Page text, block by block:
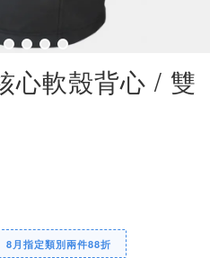
心軟殼背心 / 雙
8月指定類別兩件88折